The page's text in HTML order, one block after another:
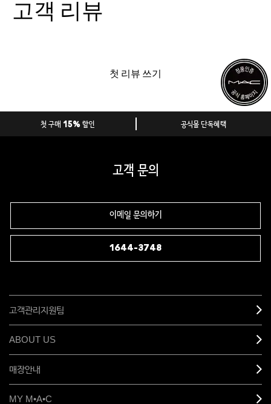
고객 리뷰
첫 리뷰 쓰기
첫 구매 15% 할인 공식몰 단독혜택
고객 문의
이메일 문의하기
1644-3748
고객관리지원팀
ABOUT US
매장안내
MY M•A•C